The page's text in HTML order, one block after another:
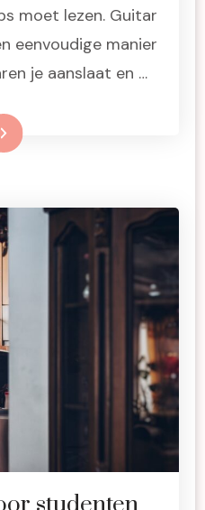
moet lezen. Guitar
eenvoudige manier
je aanslaat en …